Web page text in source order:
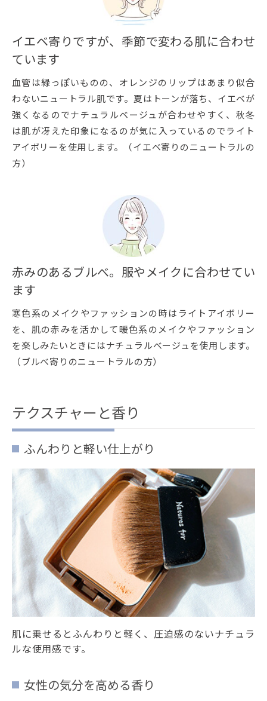
イエベ寄りですが、季節で変わる肌に合わせ
ています
血管は緑っぽいものの、オレンジのリップはあまり似合
わないニュートラル肌です。夏はトーンが落ち、イエベが
強くなるのでナチュラルベージュが合わせやすく、秋冬
は肌が冴えた印象になるのが気に入っているのでライト
アイボリーを使用します。（イエベ寄りのニュートラルの
方）
赤みのあるブルべ。服やメイクに合わせてい
ます
寒色系のメイクやファッションの時はライトアイボリー
を、肌の赤みを活かして暖色系のメイクやファッション
を楽しみたいときにはナチュラルべージュを使用します。
（ブルべ寄りのニュートラルの方）
テクスチャーと香り
ふんわりと軽い仕上がり
肌に乗せるとふんわりと軽く、圧迫感のないナチュラ
ルな使用感です。
女性の気分を高める香り